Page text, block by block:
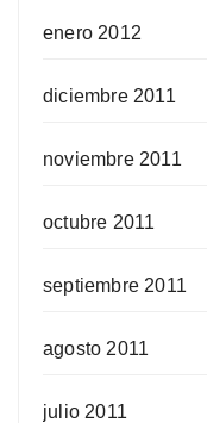
enero 2012
diciembre 2011
noviembre 2011
octubre 2011
septiembre 2011
agosto 2011
julio 2011